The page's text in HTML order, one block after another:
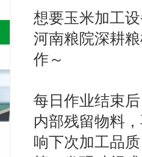
想要玉米加工
河南粮院深耕
作～
每日作业结束
内部残留物料
响下次加工品